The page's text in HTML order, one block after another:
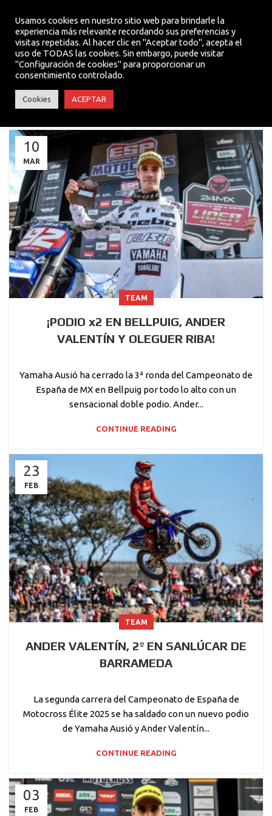
MENU
NOTICIAS TEAM
10
MAR
TEAM
¡PODIO x2 EN BELLPUIG, ANDER
VALENTÍN Y OLEGUER RIBA!
Yamaha Ausió ha cerrado la 3ª ronda del Campeonato de
España de MX en Bellpuig por todo lo alto con un
sensacional doble podio. Ander...
CONTINUE READING
23
FEB
TEAM
ANDER VALENTÍN, 2º EN SANLÚCAR DE
BARRAMEDA
La segunda carrera del Campeonato de España de
Motocross Élite 2025 se ha saldado con un nuevo podio
de Yamaha Ausió y Ander Valentín...
CONTINUE READING
03
FEB
Usamos cookies en nuestro sitio web para brindarle la
experiencia más relevante recordando sus preferencias y
visitas repetidas. Al hacer clic en "Aceptar todo", acepta el
uso de TODAS las cookies. Sin embargo, puede visitar
"Configuración de cookies" para proporcionar un
consentimiento controlado.
Cookies ACEPTAR